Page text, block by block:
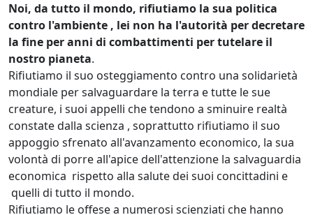
Noi, da tutto il mondo, rifiutiamo la sua politica
contro l'ambiente , lei non ha l'autorità per decretare
la fine per anni di combattimenti per tutelare il
nostro pianeta.
Rifiutiamo il suo osteggiamento contro una solidarietà
mondiale per salvaguardare la terra e tutte le sue
creature, i suoi appelli che tendono a sminuire realtà
constate dalla scienza , soprattutto rifiutiamo il suo
appoggio sfrenato all'avanzamento economico, la sua
volontà di porre all'apice dell'attenzione la salvaguardia
economica rispetto alla salute dei suoi concittadini e
quelli di tutto il mondo.
Rifiutiamo le offese a numerosi scienziati che hanno